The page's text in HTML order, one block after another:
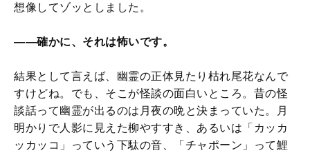
想像してゾッとしました。
――確かに、それは怖いです。
結果として言えば、幽霊の正体見たり枯れ尾花なんで
すけどね。でも、そこが怪談の面白いところ。昔の怪
談話って幽霊が出るのは月夜の晩と決まっていた。月
明かりで人影に見えた柳やすすき、あるいは「カッカ
ッカッコ」っていう下駄の音、「チャポーン」って鯉